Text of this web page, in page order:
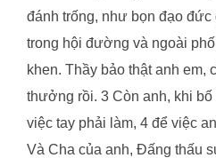
đánh trống, như bọn đạo
trong hội đường và ngoài
khen. Thầy bảo thật anh em,
thưởng rồi. 3 Còn anh, khi
việc tay phải làm, 4 để việc
Và Cha của anh, Đấng thấu